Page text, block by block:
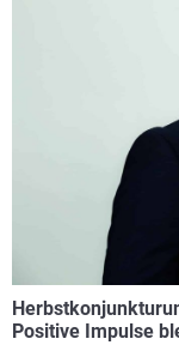
Positive Impulse